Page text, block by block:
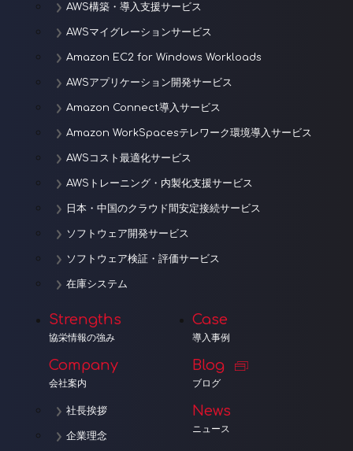
AWS構築・導入支援サービス
AWSマイグレーションサービス
Amazon EC2 for Windows Workloads
AWSアプリケーション開発サービス
Amazon Connect導入サービス
Amazon WorkSpacesテレワーク環境導入サービス
AWSコスト最適化サービス
AWSトレーニング・内製化支援サービス
日本・中国のクラウド間安定接続サービス
ソフトウェア開発サービス
ソフトウェア検証・評価サービス
在庫システム
Strengths
協栄情報の強み
Company
会社案内
社長挨拶
企業理念
Case
導入事例
Blog
ブログ
News
ニュース